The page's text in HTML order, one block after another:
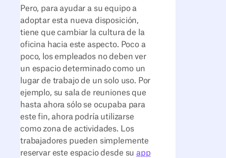
Pero, para ayudar a su equipo a
adoptar esta nueva disposición,
tiene que cambiar la cultura de la
oficina hacia este aspecto. Poco a
poco, los empleados no deben ver
un espacio determinado como un
lugar de trabajo de un solo uso. Por
ejemplo, su sala de reuniones que
hasta ahora sólo se ocupaba para
este fin, ahora podría utilizarse
como zona de actividades. Los
trabajadores pueden simplemente
reservar este espacio desde suapp